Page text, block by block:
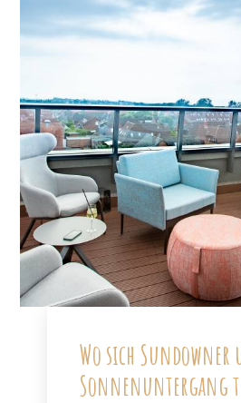
Wo sich Sundowner
Sonnenuntergang